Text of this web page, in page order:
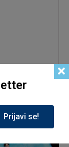
Prijavi se!